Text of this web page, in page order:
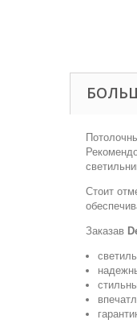
Стоит
Заказав